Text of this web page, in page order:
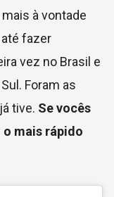
à vontade
fazer
vez no Brasil e
Foram as
tive. Se vocês
mais rápido